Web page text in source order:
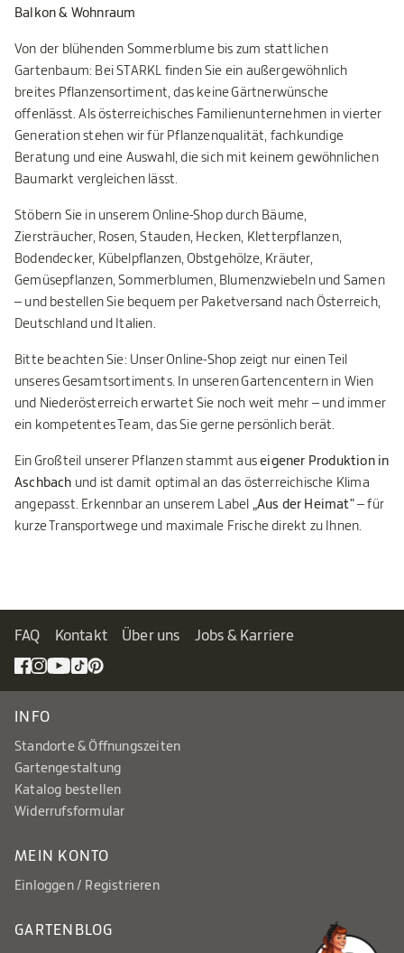
Balkon & Wohnraum
Von der blühenden Sommerblume bis zum stattlichen
Gartenbaum: Bei STARKL finden Sie ein außergewöhnlich
breites Pflanzensortiment, das keine Gärtnerwünsche
offenlässt. Als österreichisches Familienunternehmen in vierter
Generation stehen wir für Pflanzenqualität, fachkundige
Beratung und eine Auswahl, die sich mit keinem gewöhnlichen
Baumarkt vergleichen lässt.
Stöbern Sie in unserem Online-Shop durch Bäume,
Ziersträucher, Rosen, Stauden, Hecken, Kletterpflanzen,
Bodendecker, Kübelpflanzen, Obstgehölze, Kräuter,
Gemüsepflanzen, Sommerblumen, Blumenzwiebeln und Samen
– und bestellen Sie bequem per Paketversand nach Österreich,
Deutschland und Italien.
Bitte beachten Sie: Unser Online-Shop zeigt nur einen Teil
unseres Gesamtsortiments. In unseren Gartencentern in Wien
und Niederösterreich erwartet Sie noch weit mehr – und immer
ein kompetentes Team, das Sie gerne persönlich berät.
Ein Großteil unserer Pflanzen stammt auseigener Produktion in
Aschbach und ist damit optimal an das österreichische Klima
angepasst. Erkennbar an unserem Label „Aus der Heimat"– für
kurze Transportwege und maximale Frische direkt zu Ihnen.
FAQ Kontakt Über uns Jobs & Karriere
INFO
Standorte & Öffnungszeiten
Gartengestaltung
Katalog bestellen
Widerrufsformular
MEIN KONTO
Einloggen / Registrieren
GARTENBLOG